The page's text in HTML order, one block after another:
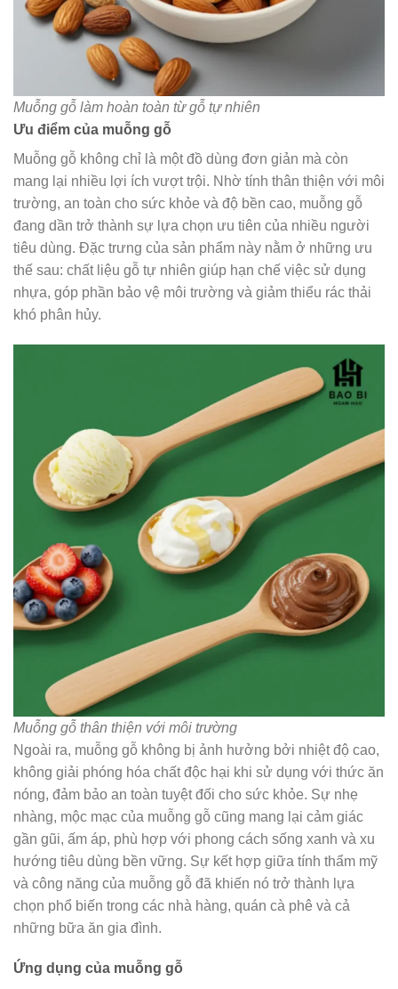
Muỗng gỗ làm hoàn toàn từ gỗ tự nhiên
Ưu điểm của muỗng gỗ
Muỗng gỗ không chỉ là một đồ dùng đơn giản mà còn
mang lại nhiều lợi ích vượt trội. Nhờ tính thân thiện với môi
trường, an toàn cho sức khỏe và độ bền cao, muỗng gỗ
đang dần trở thành sự lựa chọn ưu tiên của nhiều người
tiêu dùng. Đặc trưng của sản phẩm này nằm ở những ưu
thế sau: chất liệu gỗ tự nhiên giúp hạn chế việc sử dụng
nhựa, góp phần bảo vệ môi trường và giảm thiểu rác thải
khó phân hủy.
Muỗng gỗ thân thiện với môi trường
Ngoài ra, muỗng gỗ không bị ảnh hưởng bởi nhiệt độ cao,
không giải phóng hóa chất độc hại khi sử dụng với thức ăn
nóng, đảm bảo an toàn tuyệt đối cho sức khỏe. Sự nhẹ
nhàng, mộc mạc của muỗng gỗ cũng mang lại cảm giác
gần gũi, ấm áp, phù hợp với phong cách sống xanh và xu
hướng tiêu dùng bền vững. Sự kết hợp giữa tính thẩm mỹ
và công năng của muỗng gỗ đã khiến nó trở thành lựa
chọn phổ biến trong các nhà hàng, quán cà phê và cả
những bữa ăn gia đình.
Ứng dụng của muỗng gỗ